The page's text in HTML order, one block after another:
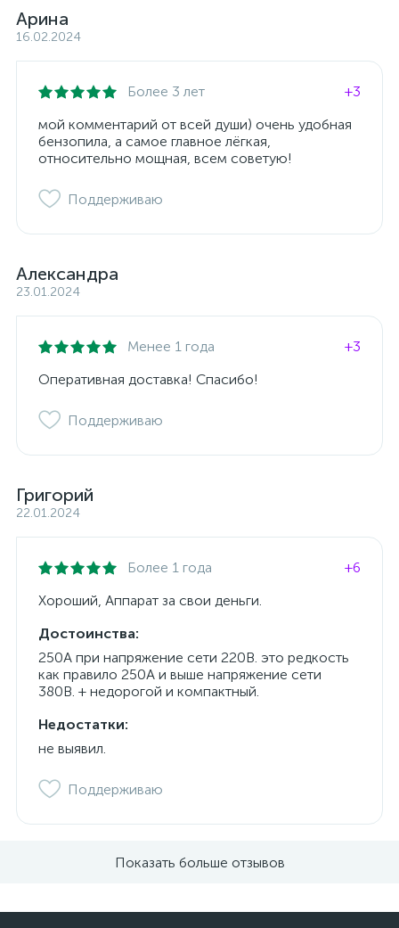
Арина
16.02.2024
Более 3 лет
+3
мой комментарий от всей души) очень удобная
бензопила, а самое главное лёгкая,
относительно мощная, всем советую!
Поддерживаю
Александра
23.01.2024
Менее 1 года
+3
Оперативная доставка! Спасибо!
Поддерживаю
Григорий
22.01.2024
Более 1 года
+6
Хороший, Аппарат за свои деньги.
Достоинства:
250А при напряжение сети 220В. это редкость
как правило 250А и выше напряжение сети
380В. + недорогой и компактный.
Недостатки:
не выявил.
Поддерживаю
Показать больше отзывов